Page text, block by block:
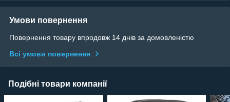
Умови повернення
Повернення товару впродовж 14 днів за домовленістю
Всі умови повернення
Подібні товари компанії